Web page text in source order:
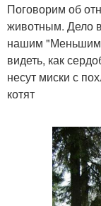
Поговорим об
животным. Дело
нашим "Меньшим
видеть, как
несут миски с
котят